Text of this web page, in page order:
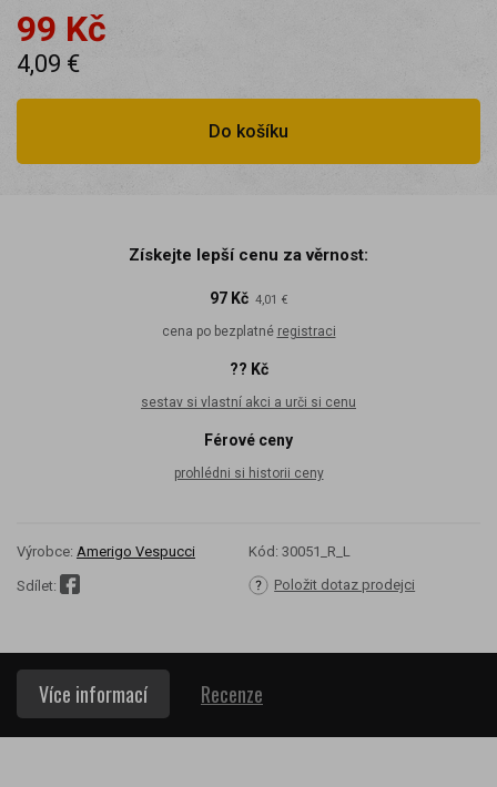
99 Kč
4,09 €
Do košíku
Získejte lepší cenu za věrnost:
97 Kč 4,01 €
cena po bezplatné registraci
?? Kč
sestav si vlastní akci a urči si cenu
Férové ceny
prohlédni si historii ceny
Výrobce: Amerigo Vespucci Kód: 30051_R_L
Sdílet: Položit dotaz prodejci
Více informací Recenze